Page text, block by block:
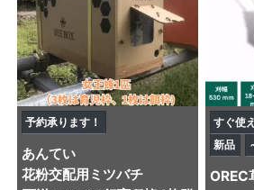
予約承ります！
あんてい
花粉交配用ミツバチ
すぐ使
新品
OREC